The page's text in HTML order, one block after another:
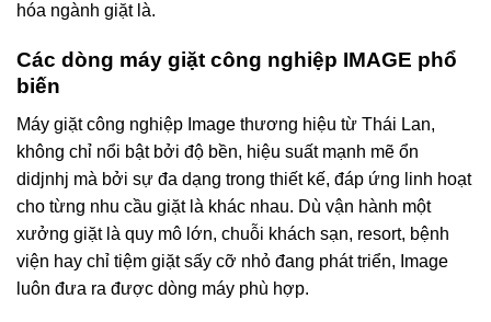
hóa ngành giặt là.
Các dòng máy giặt công nghiệp IMAGE phổ
biến
Máy giặt công nghiệp Image thương hiệu từ Thái Lan,
không chỉ nổi bật bởi độ bền, hiệu suất mạnh mẽ ổn
didjnhj mà bởi sự đa dạng trong thiết kế, đáp ứng linh hoạt
cho từng nhu cầu giặt là khác nhau. Dù vận hành một
xưởng giặt là quy mô lớn, chuỗi khách sạn, resort, bệnh
viện hay chỉ tiệm giặt sấy cỡ nhỏ đang phát triển, Image
luôn đưa ra được dòng máy phù hợp.